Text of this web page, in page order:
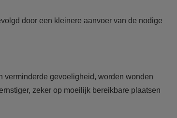
door een kleinere aanvoer van de nodige
verminderde gevoeligheid, worden wonden
zeker op moeilijk bereikbare plaatsen